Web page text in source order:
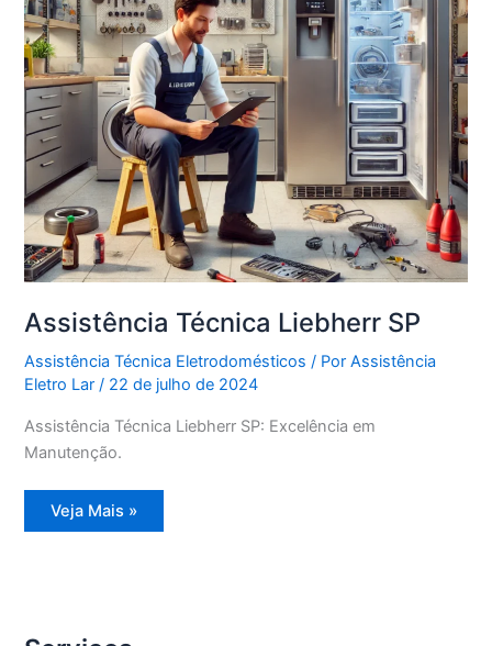
Assistência Técnica Liebherr SP
Assistência Técnica Eletrodomésticos / PorAssistência
Eletro Lar/ 22 de julho de 2024
Assistência Técnica Liebherr SP: Excelência em
Manutenção.
Assistência
Técnica
Veja Mais »